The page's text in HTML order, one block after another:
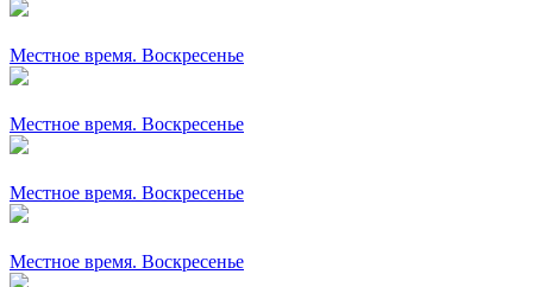
Местное время. Воскресенье
Местное время. Воскресенье
Местное время. Воскресенье
Местное время. Воскресенье